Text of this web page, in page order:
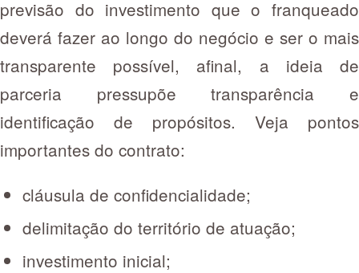
previsão do investimento que o franqueado
deverá fazer ao longo do negócio e ser o mais
transparente possível, afinal, a ideia de
parceria pressupõe transparência e
identificação de propósitos. Veja pontos
importantes do contrato:
cláusula de confidencialidade;
delimitação do território de atuação;
investimento inicial;